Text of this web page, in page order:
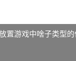
置游戏中啥子类型